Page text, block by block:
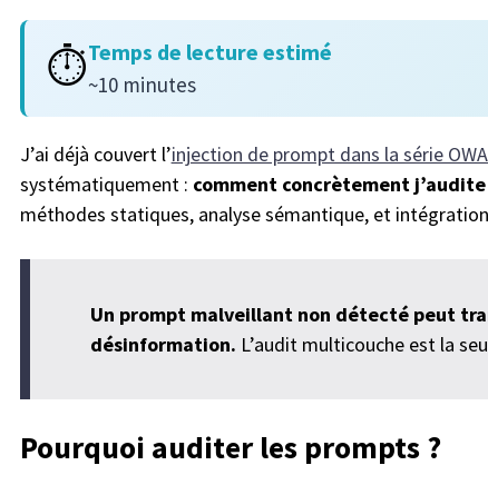
⏱️Temps de lecture estimé
~10 minutes
J’ai déjà couvert l’injection de prompt dans la série
systématiquement : comment concrètement
méthodes statiques, analyse sémantique, et intégration
Un prompt malveillant non détecté peut
désinformation. L’audit multicouche est la
Pourquoi auditer les prompts ?